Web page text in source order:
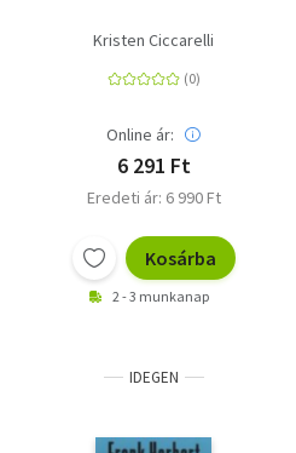
Kristen Ciccarelli
Online ár:
6 291 Ft
Eredeti ár: 6 990 Ft
Kosárba
2 - 3 munkanap
IDEGEN